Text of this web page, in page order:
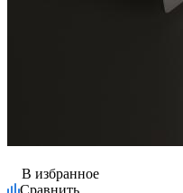
В избранное
Сравнить